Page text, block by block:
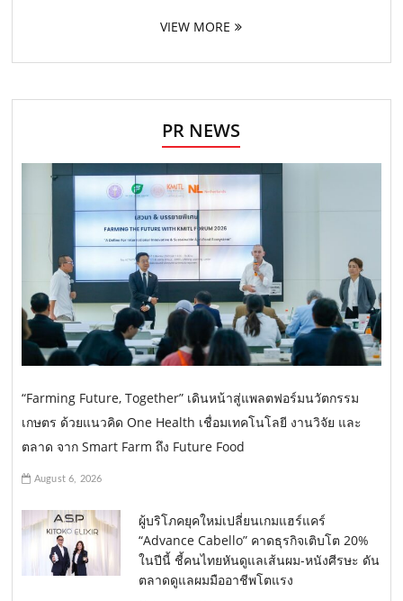
VIEW MORE
PR NEWS
“Farming Future, Together” เดินหน้าสู่แพลตฟอร์มนวัตกรรม
เกษตร ด้วยแนวคิด One Health เชื่อมเทคโนโลยี งานวิจัย และ
ตลาด จาก Smart Farm ถึง Future Food
August 6, 2026
ผู้บริโภคยุคใหม่เปลี่ยนเกมแฮร์แคร์
“Advance Cabello” คาดธุรกิจเติบโต 20%
ในปีนี้ ชี้คนไทยหันดูแลเส้นผม-หนังศีรษะ ดัน
ตลาดดูแลผมมืออาชีพโตแรง